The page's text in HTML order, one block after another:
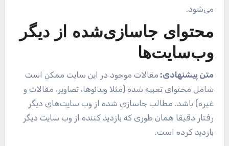
می‌شود.
محتوای جاسازی‌شده از دیگر
وب‌سایت‌ها
متن پیشنهادی: مقالات موجود در این سایت ممکن است
شامل محتوای تعبیه شده (مثلا ویدئوها، تصاویر، مقالات و
غیره) باشد. مطالب جاسازی شده از وب سایت‌های دیگر
رفتار دقیقا همان طوری که بازدید کننده از وب سایت دیگر
بازدید کرده است.